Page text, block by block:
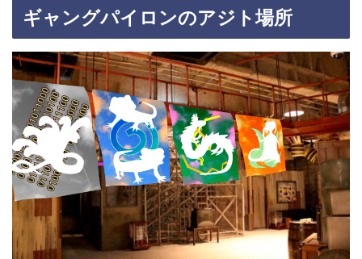
ギャングパイロンのアジト場所